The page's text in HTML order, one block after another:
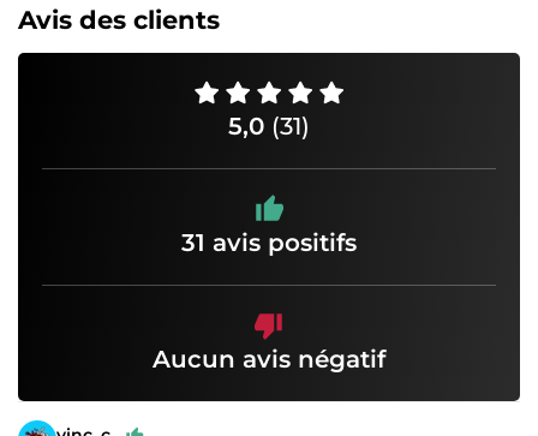
Avis des clients
5,0 (31)
31 avis positifs
Aucun avis négatif